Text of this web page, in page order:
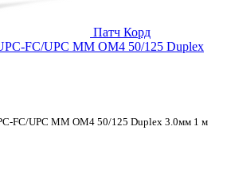
Патч Корд
FC/UPC MM OM4 50/125 Duplex
FC/UPC MM OM4 50/125 Duplex 3.0мм 1 м